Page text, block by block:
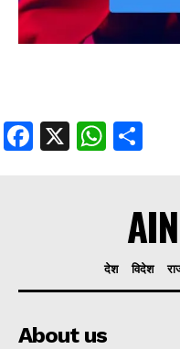
Facebook
X
देश विदेश
About us